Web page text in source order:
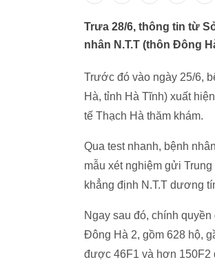
Trưa 28/6, thông tin từ
nhân N.T.T (thôn Đông
Trước đó vào ngày 25/6,
Hà, tỉnh Hà Tĩnh) xuất
tế Thạch Hà thăm khám.
Qua test nhanh, bệnh
mẫu xét nghiệm gửi
khẳng định N.T.T dương
Ngay sau đó, chính
Đông Hà 2, gồm 628 hộ,
được 46F1 và hơn 150F2